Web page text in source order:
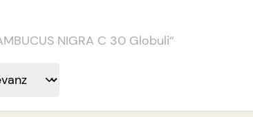
NIGRA C 30 Globuli“